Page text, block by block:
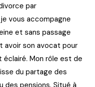
par
vous accompagne
et sans passage
avoir son avocat pour
Mon rôle est de
du partage des
des pensions. Situé à